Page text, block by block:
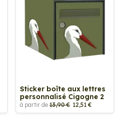
Sticker boîte aux lettres
personnalisé Cigogne 2
à partir de 13,90 € 12,51 €